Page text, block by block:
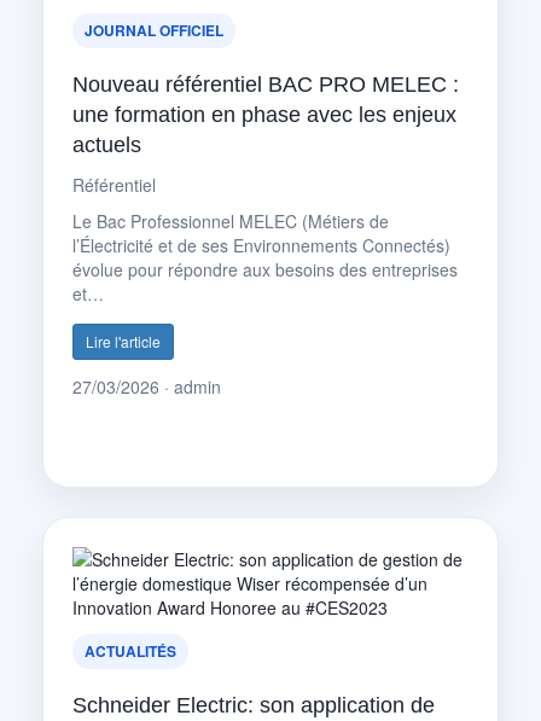
JOURNAL OFFICIEL
Nouveau référentiel BAC PRO MELEC :
une formation en phase avec les enjeux
actuels
Référentiel
Le Bac Professionnel MELEC (Métiers de
l’Électricité et de ses Environnements Connectés)
évolue pour répondre aux besoins des entreprises
et…
Lire l'article
27/03/2026 · admin
ACTUALITÉS
Schneider Electric: son application de